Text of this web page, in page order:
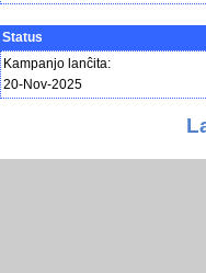
Status
Kampanjo lanĉita:
20-Nov-2025